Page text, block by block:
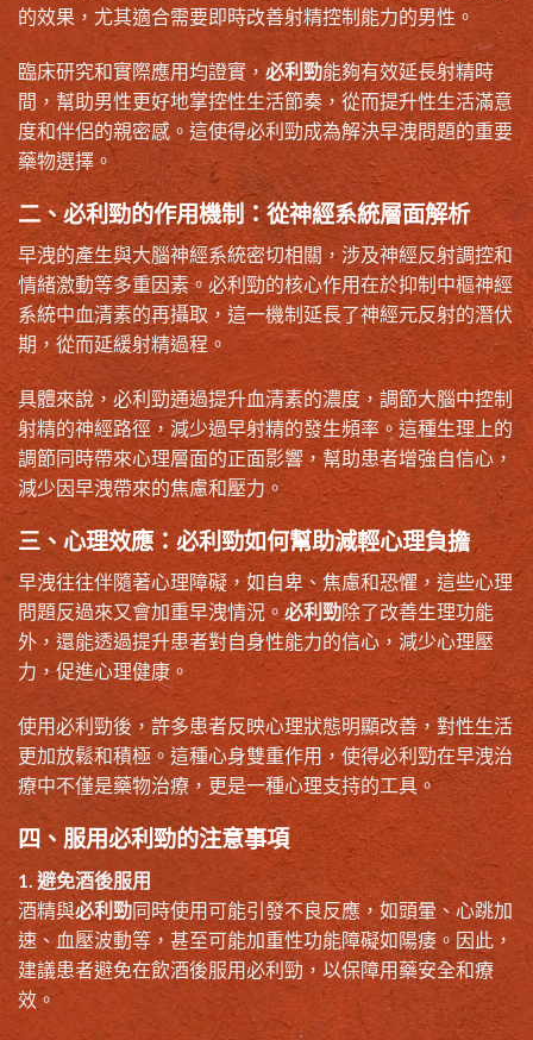
的效果，尤其適合需要即時改善射精控制能力的男性。
臨床研究和實際應用均證實， 必利勁能夠有效延長射精時
間，幫助男性更好地掌控性生活節奏，從而提升性生活滿意
度和伴侶的親密感。這使得必利勁成為解決早洩問題的重要
藥物選擇。
二、必利勁的作用機制：從神經系統層面解析
早洩的產生與大腦神經系統密切相關，涉及神經反射調控和
情緒激動等多重因素。必利勁的核心作用在於抑制中樞神經
系統中血清素的再攝取，這一機制延長了神經元反射的潛伏
期，從而延緩射精過程。
具體來說，必利勁通過提升血清素的濃度，調節大腦中控制
射精的神經路徑，減少過早射精的發生頻率。這種生理上的
調節同時帶來心理層面的正面影響，幫助患者增強自信心，
減少因早洩帶來的焦慮和壓力。
三、心理效應：必利勁如何幫助減輕心理負擔
早洩往往伴隨著心理障礙，如自卑、焦慮和恐懼，這些心理
問題反過來又會加重早洩情況。必利勁除了改善生理功能
外，還能透過提升患者對自身性能力的信心，減少心理壓
力，促進心理健康。
使用必利勁後，許多患者反映心理狀態明顯改善，對性生活
更加放鬆和積極。這種心身雙重作用，使得必利勁在早洩治
療中不僅是藥物治療，更是一種心理支持的工具。
四、服用必利勁的注意事項
1. 避免酒後服用
酒精與必利勁同時使用可能引發不良反應，如頭暈、心跳加
速、血壓波動等，甚至可能加重性功能障礙如陽痿。因此，
建議患者避免在飲酒後服用必利勁，以保障用藥安全和療
效。